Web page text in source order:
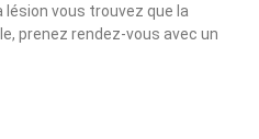
lésion vous trouvez que la
prenez rendez-vous avec un